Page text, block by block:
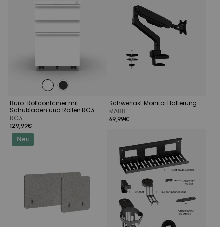
Büro-Rollcontainer mit
Schubladen und Rollen RC3
RC3
129,99€
Schwerlast Monitor Halterung
MA8B
69,99€
Neu